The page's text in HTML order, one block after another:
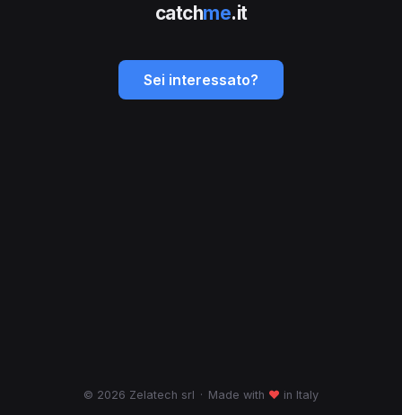
catchme.it
Sei interessato?
© 2026 Zelatech srl · Made with ♥ in Italy